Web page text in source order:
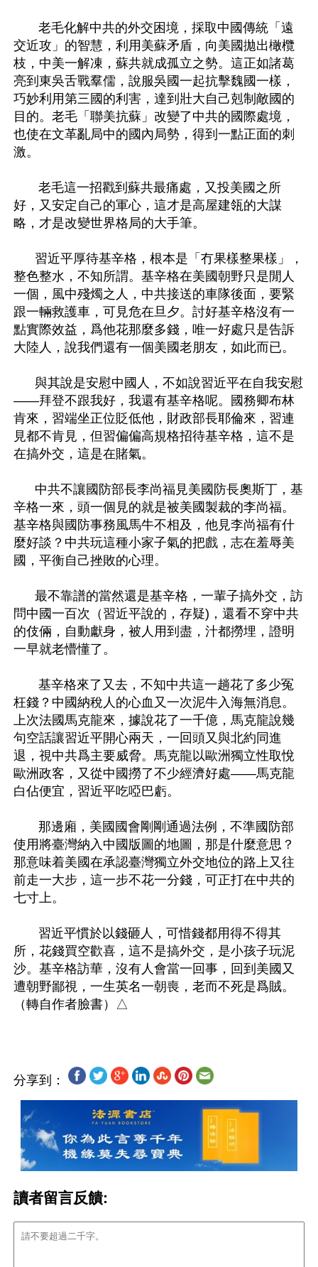
交近攻」的智慧，利用美蘇矛盾，向美國拋出橄欖
枝，中美一解凍，蘇共就成孤立之勢。這正如諸葛
亮到東吳舌戰羣儒，說服吳國一起抗擊魏國一樣，
巧妙利用第三國的利害，達到壯大自己剋制敵國的
目的。老毛「聯美抗蘇」改變了中共的國際處境，
也使在文革亂局中的國內局勢，得到一點正面的刺
激。
好，又安定自己的軍心，這才是高屋建瓴的大謀
略，才是改變世界格局的大手筆。
整色整水，不知所謂。基辛格在美國朝野只是閒人
一個，風中殘燭之人，中共接送的車隊後面，要緊
跟一輛救護車，可見危在旦夕。討好基辛格沒有一
點實際效益，爲他花那麼多錢，唯一好處只是告訴
大陸人，說我們還有一個美國老朋友，如此而已。
——拜登不跟我好，我還有基辛格呢。國務卿布林
肯來，習端坐正位貶低他，財政部長耶倫來，習連
見都不肯見，但習偏偏高規格招待基辛格，這不是
在搞外交，這是在賭氣。
辛格一來，頭一個見的就是被美國製裁的李尚福。
基辛格與國防事務風馬牛不相及，他見李尚福有什
麼好談？中共玩這種小家子氣的把戲，志在羞辱美
國，平衡自己挫敗的心理。
問中國一百次（習近平說的，存疑)，還看不穿中共
的伎倆，自動獻身，被人用到盡，汁都撈埋，證明
一早就老懵懂了。
枉錢？中國納稅人的心血又一次泥牛入海無消息。
上次法國馬克龍來，據說花了一千億，馬克龍說幾
句空話讓習近平開心兩天，一回頭又與北約同進
退，視中共爲主要威脅。馬克龍以歐洲獨立性取悅
歐洲政客，又從中國撈了不少經濟好處——馬克龍
白佔便宜，習近平吃啞巴虧。
使用將臺灣納入中國版圖的地圖，那是什麼意思？
那意味着美國在承認臺灣獨立外交地位的路上又往
前走一大步，這一步不花一分錢，可正打在中共的
七寸上。
所，花錢買空歡喜，這不是搞外交，是小孩子玩泥
沙。基辛格訪華，沒有人會當一回事，回到美國又
遭朝野鄙視，一生英名一朝喪，老而不死是爲賊。
（轉自作者臉書）△
分享到：
讀者留言反饋: